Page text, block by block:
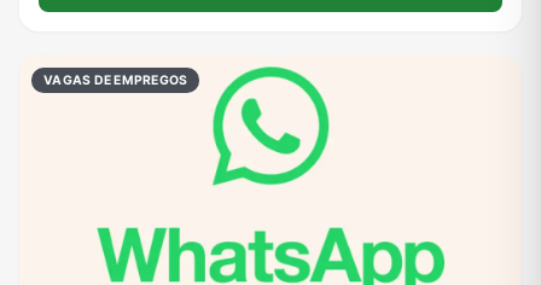
VAGAS DE EMPREGOS